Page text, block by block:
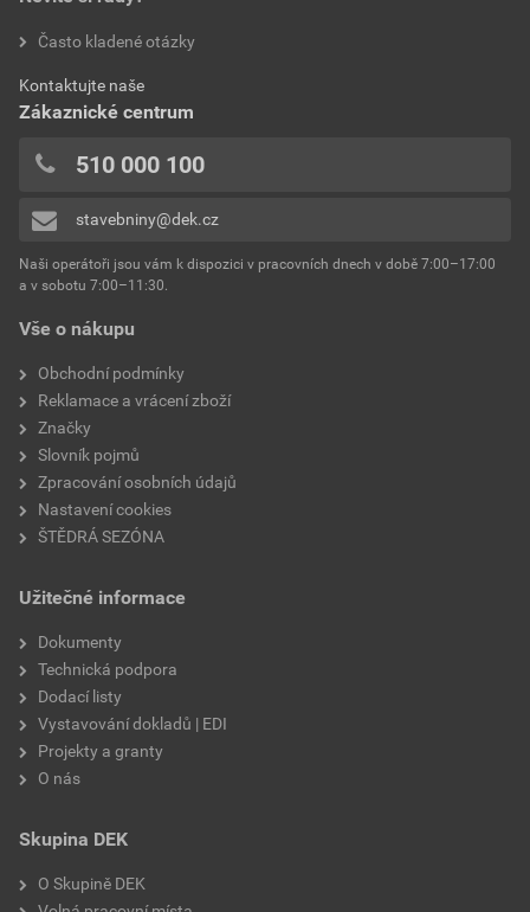
Vše o nákupu
Obchodní podmínky
Reklamace a vrácení zboží
Značky
Slovník pojmů
Zpracování osobních údajů
Nastavení cookies
ŠTĚDRÁ SEZÓNA
Užitečné informace
Dokumenty
Technická podpora
Dodací listy
Vystavování dokladů | EDI
Projekty a granty
O nás
Skupina DEK
O Skupině DEK
Často kladené otázky
Kontaktujte naše
Zákaznické centrum
510 000 100
stavebniny@dek.cz
Naši operátoři jsou vám k dispozici v pracovních dnech v době 7:00–17:00
a v sobotu 7:00–11:30.